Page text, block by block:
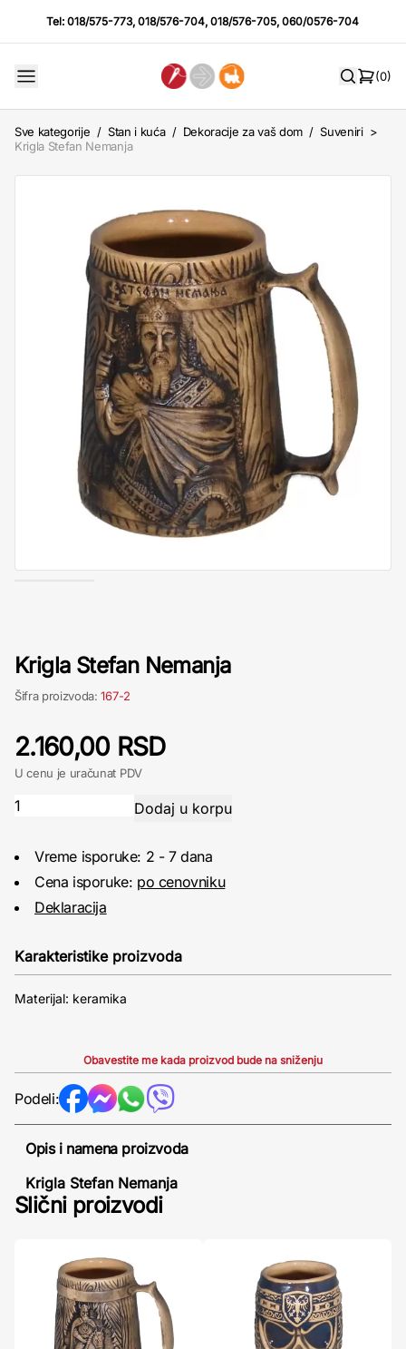
Tel:018/575-773,018/576-704,018/576-705,060/0576-704
(0)
Sve kategorije / Stan i kuća / Dekoracije za vaš dom / Suveniri >
Krigla Stefan Nemanja
Krigla Stefan Nemanja
Šifra proizvoda:167-2
2.160,00 RSD
U cenu je uračunat PDV
Vreme isporuke: 2 - 7 dana
Cena isporuke: po cenovniku
Deklaracija
Karakteristike proizvoda
Materijal: keramika
Obavestite me kada proizvod bude na sniženju
Podeli:
Opis i namena proizvoda
Krigla Stefan Nemanja
Slični proizvodi